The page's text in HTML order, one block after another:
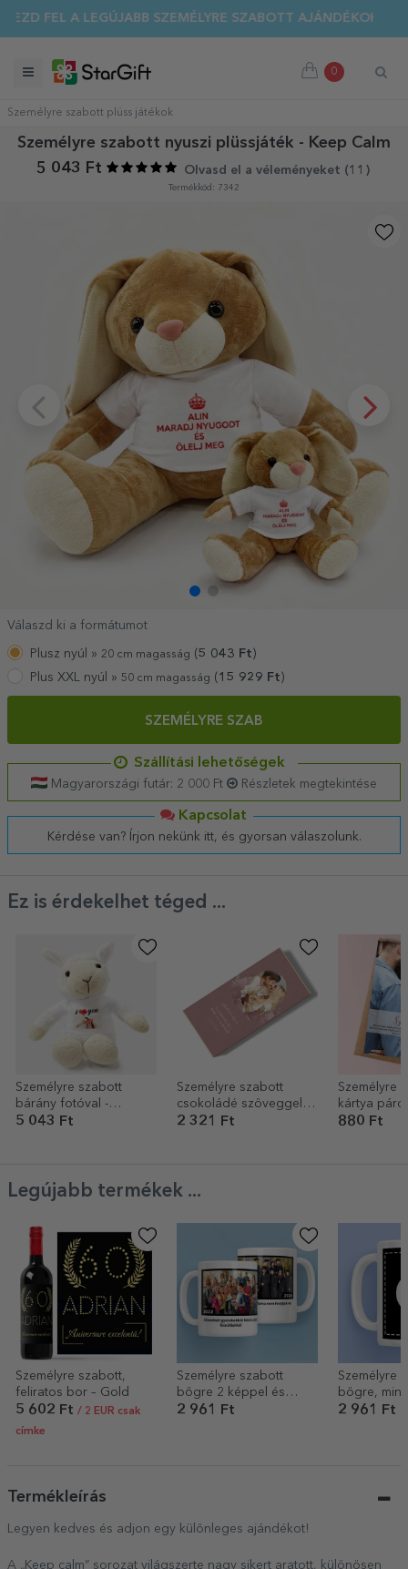
FEL A LEGÚJABB SZEMÉLYRE SZABOTT AJÁNDÉKOKAT!
0
Személyre szabott plüss játékok
Személyre szabott nyuszi plüssjáték - Keep Calm
5 043 Ft
Olvasd el a véleményeket (11 )
Termékkód: 7342
Válaszd ki a formátumot
Plusz nyúl » 20 cm magasság (5 043 Ft )
Plus XXL nyúl » 50 cm magasság (15 929 Ft)
SZEMÉLYRE SZAB
Szállítási lehetőségek
Magyarországi futár: 2 000 Ft Részletek megtekintése
Kapcsolat
Kérdése van? Írjon nekünk itt, és gyorsan válaszolunk.
Ez is érdekelhet téged ...
Személyre szabott
bárány fotóval -
Szeretlek
5 043 Ft
Személyre szabott
csokoládé szöveggel
és fotóval - Virágos
2 321 Ft
Személyre
kártya
Szeretlek!
880 Ft
Legújabb termékek ...
Személyre szabott,
feliratos bor – Gold
5 602 Ft / 2 EUR csak
címke
Személyre szabott
bögre 2 képpel és
szöveggel – Emlékek
2 961 Ft
Személyre
bögre,
a saját
2 961 Ft
Termékleírás
Legyen kedves és adjon egy különleges ajándékot!
A „Keep calm” sorozat világszerte nagy sikert aratott, különösen